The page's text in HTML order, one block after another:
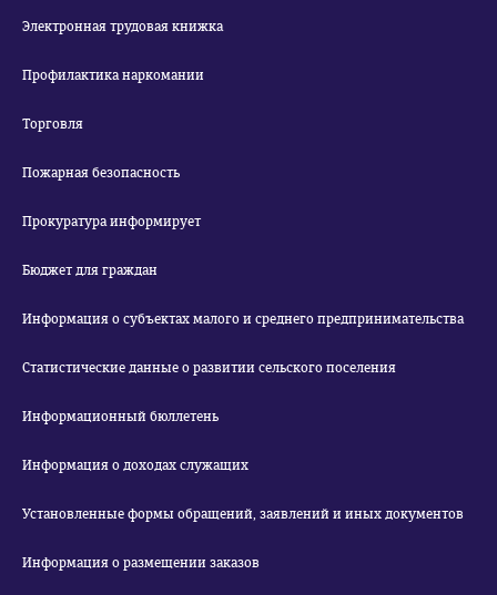
Электронная трудовая книжка
Профилактика наркомании
Торговля
Пожарная безопасность
Прокуратура информирует
Бюджет для граждан
Информация о субъектах малого и среднего предпринимательства
Статистические данные о развитии сельского поселения
Информационный бюллетень
Информация о доходах служащих
Установленные формы обращений, заявлений и иных документов
Информация о размещении заказов